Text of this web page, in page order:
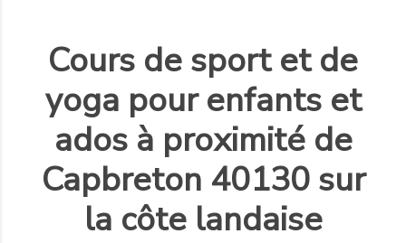
Cours de sport et de
yoga pour enfants et
ados à proximité de
Capbreton 40130 sur
la côte landaise